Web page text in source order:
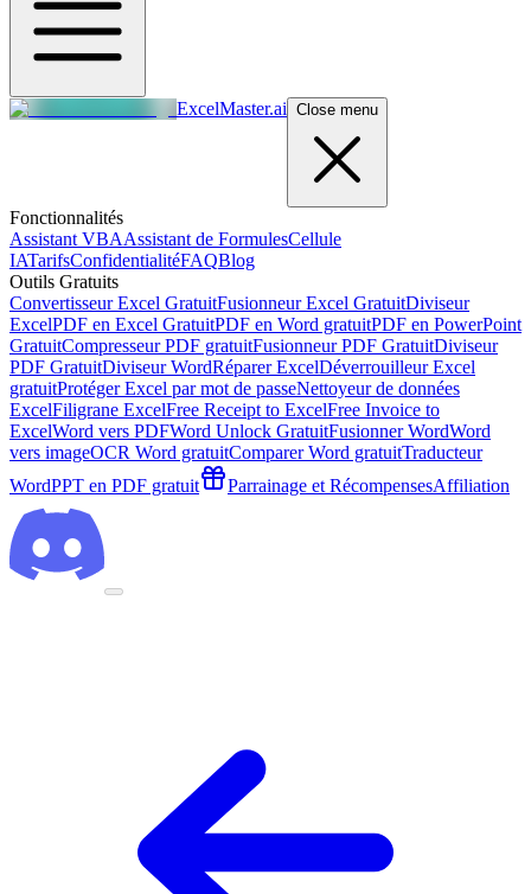
ExcelMaster.ai Close menu
Fonctionnalités
Assistant VBAAssistant de FormulesCellule
IATarifsConfidentialitéFAQBlog
Outils Gratuits
Convertisseur Excel GratuitFusionneur Excel GratuitDiviseur
ExcelPDF en Excel GratuitPDF en Word gratuitPDF en PowerPoint
GratuitCompresseur PDF gratuitFusionneur PDF GratuitDiviseur
PDF GratuitDiviseur WordRéparer ExcelDéverrouilleur Excel
gratuitProtéger Excel par mot de passeNettoyeur de données
ExcelFiligrane ExcelFree Receipt to ExcelFree Invoice to
ExcelWord vers PDFWord Unlock GratuitFusionner WordWord
vers imageOCR Word gratuitComparer Word gratuitTraducteur
WordPPT en PDF gratuit Parrainage et RécompensesAffiliation